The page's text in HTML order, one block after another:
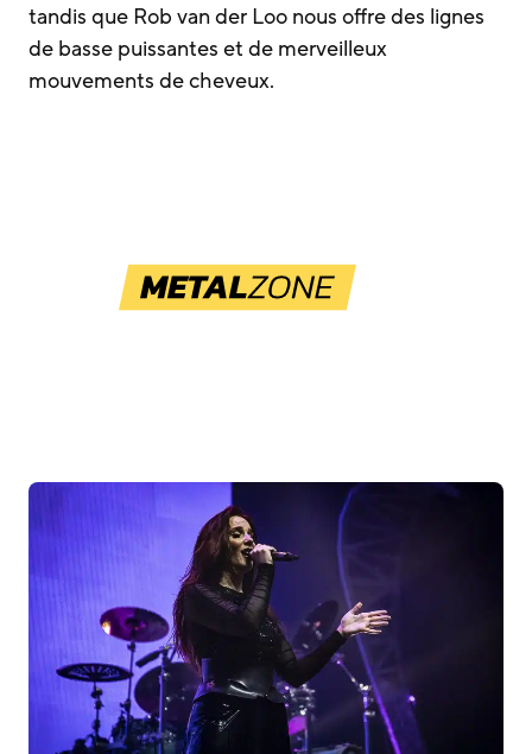
tandis que Rob van der Loo nous offre des lignes
de basse puissantes et de merveilleux
mouvements de cheveux.